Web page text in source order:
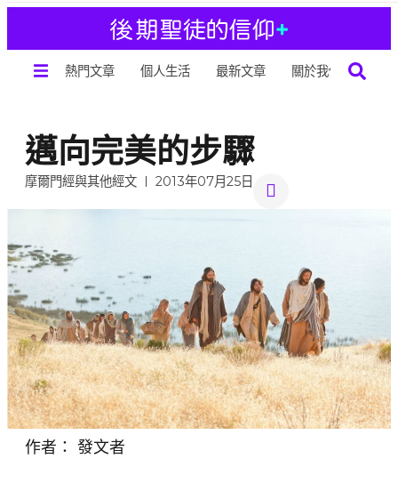
熱門文章 個人生活 最新文章 關於我們
邁向完美的步驟
摩爾門經與其他經文 2013年07月25日
作者： 發文者